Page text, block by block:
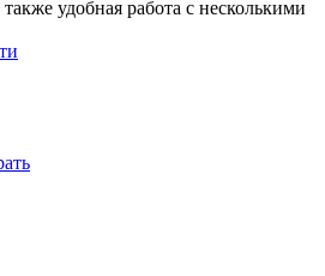
также удобная работа с несколькими